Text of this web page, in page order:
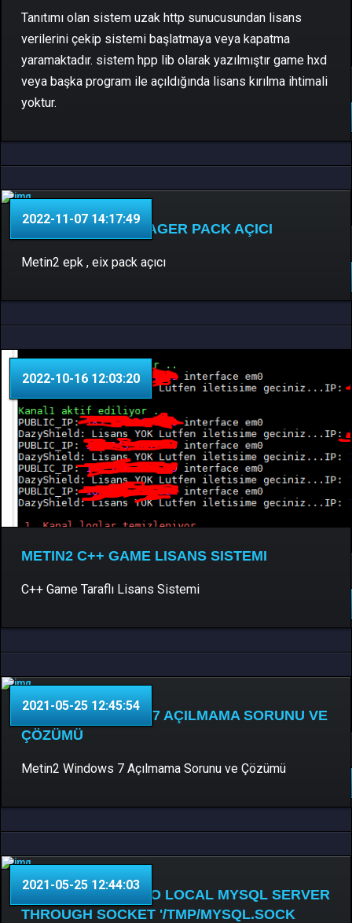
Tanıtımı olan sistem uzak http sunucusundan lisans
verilerini çekip sistemi başlatmaya veya kapatma
yaramaktadır. sistem hpp lib olarak yazılmıştır game hxd
veya başka program ile açıldığında lisans kırılma ihtimali
yoktur.
C++ , Python 0 Yorum
2022-11-07 14:17:49
METIN2 ETERMANAGER PACK AÇICI
Metin2 epk , eix pack açıcı
2022-10-16 12:03:20
METIN2 C++ GAME LISANS SISTEMI
C++ Game Taraflı Lisans Sistemi
2021-05-25 12:45:54
METIN2 WINDOWS 7 AÇILMAMA SORUNU VE
ÇÖZÜMÜ
Metin2 Windows 7 Açılmama Sorunu ve Çözümü
2021-05-25 12:44:03
CAN'T CONNECT TO LOCAL MYSQL SERVER
THROUGH SOCKET '/TMP/MYSQL.SOCK